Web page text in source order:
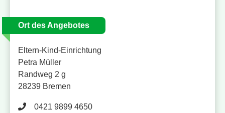
Ort des Angebotes
Eltern-Kind-Einrichtung
Petra Müller
Randweg 2 g
28239 Bremen
Telefonnummer 0421 9899 4650
0421 9899 4650